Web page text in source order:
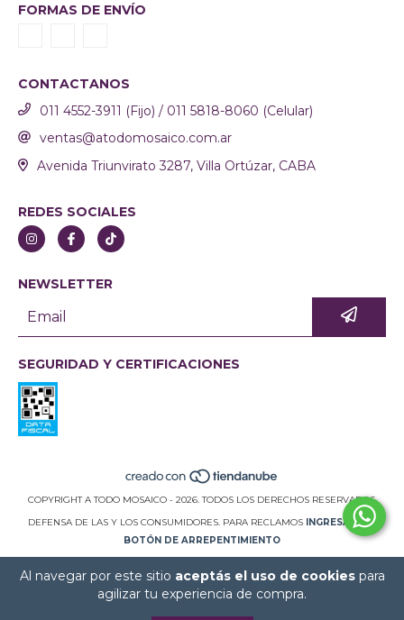
Al navegar por este sitio aceptás el uso de cookiespara
agilizar tu experiencia de compra.
FORMAS DE ENVÍO
CONTACTANOS
011 4552-3911 (Fijo) / 011 5818-8060 (Celular)
ventas@atodomosaico.com.ar
Avenida Triunvirato 3287, Villa Ortúzar, CABA
REDES SOCIALES
NEWSLETTER
SEGURIDAD Y CERTIFICACIONES
COPYRIGHT A TODO MOSAICO - 2026. TODOS LOS DERECHOS RESERVADOS.
DEFENSA DE LAS Y LOS CONSUMIDORES. PARA RECLAMOS
INGRESÁ ACÁ.
BOTÓN DE ARREPENTIMIENTO